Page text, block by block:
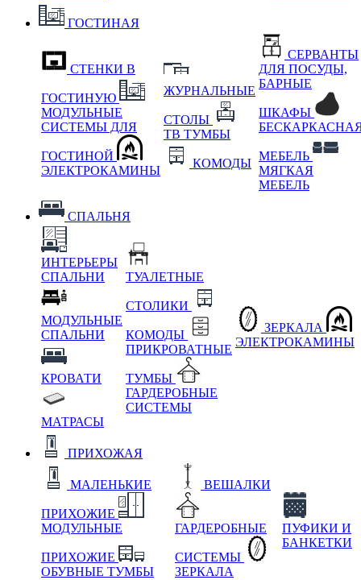
ГОСТИНАЯ
СТЕНКИ В
ГОСТИНУЮ
МОДУЛЬНЫЕ
СИСТЕМЫ ДЛЯ
ГОСТИНОЙ
ЭЛЕКТРОКАМИНЫ
ЖУРНАЛЬНЫЕ
СТОЛЫ
ТВ ТУМБЫ
КОМОДЫ
СЕРВАНТЫ
ДЛЯ ПОСУДЫ,
БАРНЫЕ
ШКАФЫ
МЕБЕЛЬ
МЯГКАЯ
МЕБЕЛЬ
СПАЛЬНЯ
ИНТЕРЬЕРЫ
СПАЛЬНИ
МОДУЛЬНЫЕ
СПАЛЬНИ
КРОВАТИ
МАТРАСЫ
ТУАЛЕТНЫЕ
СТОЛИКИ
КОМОДЫ
ПРИКРОВАТНЫЕ
ТУМБЫ
ГАРДЕРОБНЫЕ
СИСТЕМЫ
ЗЕРКАЛА
ЭЛЕКТРОКАМИНЫ
ПРИХОЖАЯ
МАЛЕНЬКИЕ
ПРИХОЖИЕ
МОДУЛЬНЫЕ
ПРИХОЖИЕ
ОБУВНЫЕ ТУМБЫ
ВЕШАЛКИ
ГАРДЕРОБНЫЕ
СИСТЕМЫ
ЗЕРКАЛА
ПУФИКИ И
БАНКЕТКИ